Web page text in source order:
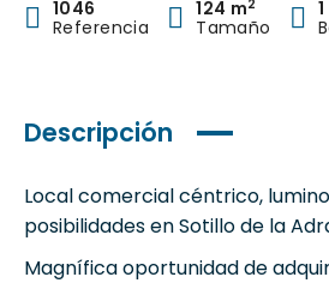
1046
Referencia
124 m2
Tamaño
1
Descripción
Local comercial céntrico,
posibilidades en Sotillo de la
Magnífica oportunidad de